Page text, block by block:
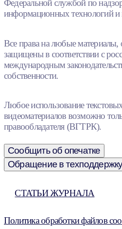
Федеральной службой по
информационных технологий
Все права на любые материалы,
защищены в соответствии с
международным
собственности.
Любое использование
видеоматериалов возможно
правообладателя (ВГТРК).
Сообщить об опечатке
Обращение в
СТАТЬИ ЖУРНАЛА
Политика обработки файлов